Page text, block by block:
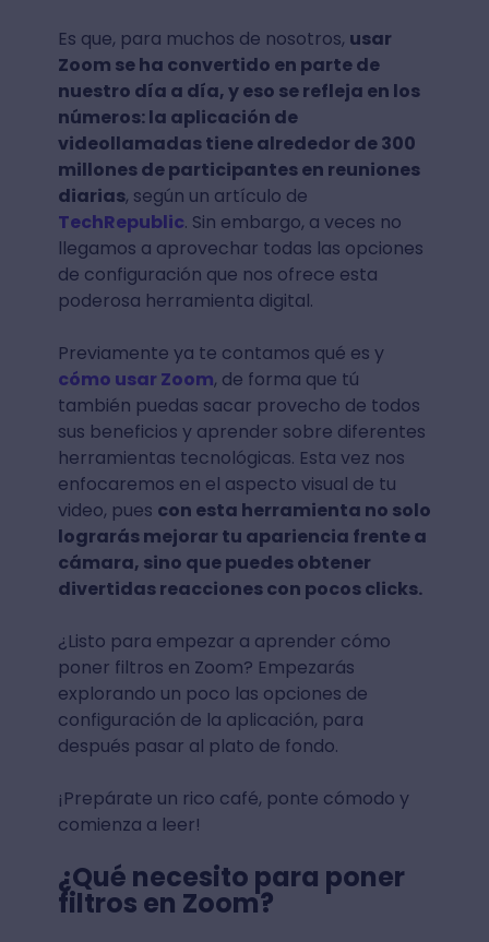
Es que, para muchos de nosotros, usar
Zoom se ha convertido en parte de
nuestro día a día, y eso se refleja en los
números: la aplicación de
videollamadas tiene alrededor de 300
millones de participantes en reuniones
diarias, según un artículo de
TechRepublic. Sin embargo, a veces no
llegamos a aprovechar todas las opciones
de configuración que nos ofrece esta
poderosa herramienta digital.
Previamente ya te contamos qué es y
cómo usar Zoom, de forma que tú
también puedas sacar provecho de todos
sus beneficios y aprender sobre diferentes
herramientas tecnológicas. Esta vez nos
enfocaremos en el aspecto visual de tu
video, pues con esta herramienta no solo
lograrás mejorar tu apariencia frente a
cámara, sino que puedes obtener
divertidas reacciones con pocos clicks.
¿Listo para empezar a aprender cómo
poner filtros en Zoom? Empezarás
explorando un poco las opciones de
configuración de la aplicación, para
después pasar al plato de fondo.
¡Prepárate un rico café, ponte cómodo y
comienza a leer!
¿Qué necesito para poner
filtros en Zoom?